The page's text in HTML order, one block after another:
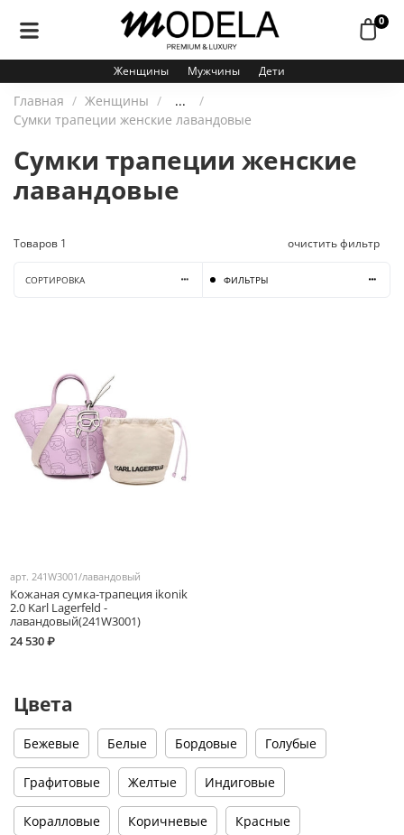
0
Женщины Мужчины Дети
Главная Женщины
...
Сумки трапеции женские лавандовые
Сумки трапеции женские
лавандовые
Товаров 1 очистить фильтр
СОРТИРОВКА ФИЛЬТРЫ
арт. 241W3001/лавандовый
Кожаная сумка-трапеция ikonik
2.0 Karl Lagerfeld -
лавандовый(241W3001)
24 530 ₽
Цвета
Бежевые Белые Бордовые Голубые
Графитовые Желтые Индиговые
Коралловые Коричневые Красные